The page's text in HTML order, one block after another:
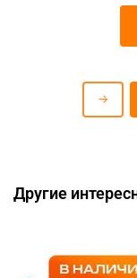
Другие